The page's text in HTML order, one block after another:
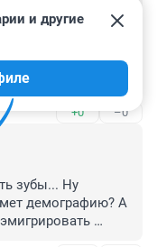
за них решает
всегда -
заслужили, или
+0 –0
и другие
зубы... Ну
демографию? А